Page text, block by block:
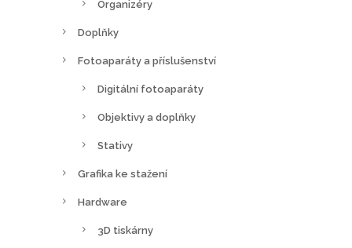
Organizéry
Doplňky
Fotoaparáty a příslušenství
Digitální fotoaparáty
Objektivy a doplňky
Stativy
Grafika ke stažení
Hardware
3D tiskárny